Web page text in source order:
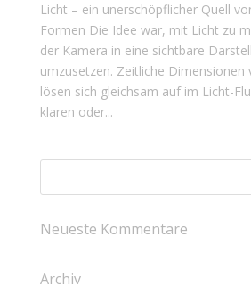
Licht – ein unerschöpflicher Quell
Formen Die Idee war, mit Licht zu
der Kamera in eine sichtbare
umzusetzen. Zeitliche Dimensionen
lösen sich gleichsam auf im Licht-
klaren oder...
Neueste Kommentare
Archiv